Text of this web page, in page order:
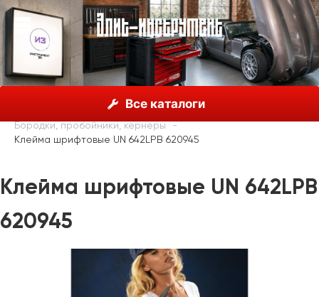
Все каталоги
Unior, Словения
Молотки, пробойники, зубила
Бородки, пробойники, кернеры
Клейма шрифтовые UN 642LPB 620945
Клейма шрифтовые UN 642LPB
620945